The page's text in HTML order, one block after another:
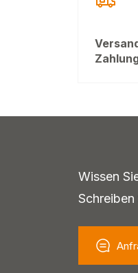
Wissen
Schreiben